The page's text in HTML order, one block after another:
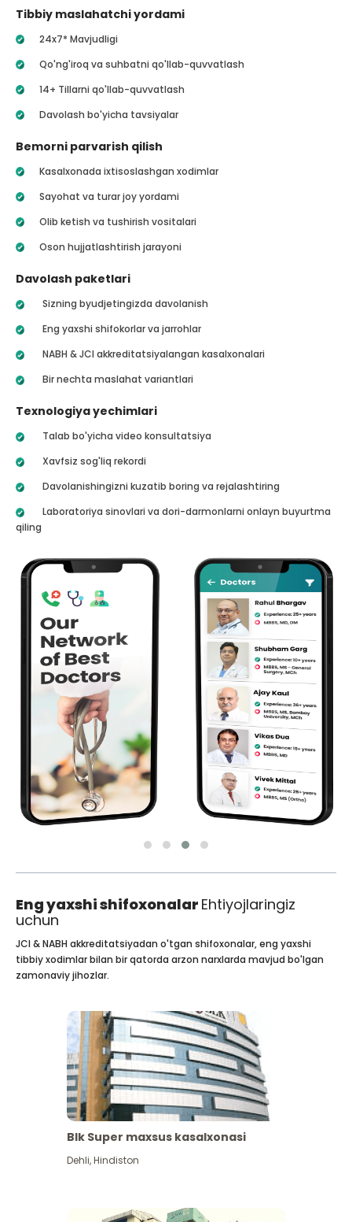
Tibbiy maslahatchi yordami
24x7* Mavjudligi
Qo'ng'iroq va suhbatni qo'llab-quvvatlash
14+ Tillarni qo'llab-quvvatlash
Davolash bo'yicha tavsiyalar
Bemorni parvarish qilish
Kasalxonada ixtisoslashgan xodimlar
Sayohat va turar joy yordami
Olib ketish va tushirish vositalari
Oson hujjatlashtirish jarayoni
Davolash paketlari
Sizning byudjetingizda davolanish
Eng yaxshi shifokorlar va jarrohlar
NABH & JCI akkreditatsiyalangan kasalxonalari
Bir nechta maslahat variantlari
Texnologiya yechimlari
Talab bo'yicha video konsultatsiya
Xavfsiz sog'liq rekordi
Davolanishingizni kuzatib boring va rejalashtiring
Laboratoriya sinovlari va dori-darmonlarni onlayn buyurtma
qiling
Eng yaxshi shifoxonalar Ehtiyojlaringiz
uchun
JCI & NABH akkreditatsiyadan o'tgan shifoxonalar, eng yaxshi
tibbiy xodimlar bilan bir qatorda arzon narxlarda mavjud bo'lgan
zamonaviy jihozlar.
Blk Super maxsus kasalxonasi
Dehli,Hindiston